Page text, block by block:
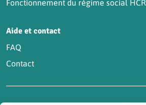
Fonctionnement du régime social HCR
Aide et contact
FAQ
Contact